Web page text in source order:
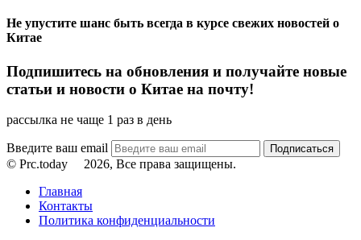
Не упустите шанс быть всегда в курсе свежих новостей о
Китае
Подпишитесь на обновления и получайте новые
статьи и новости о Китае на почту!
рассылка не чаще 1 раз в день
Введите ваш email
© Prc.today
2026, Все права защищены.
Главная
Контакты
Политика конфиденциальности